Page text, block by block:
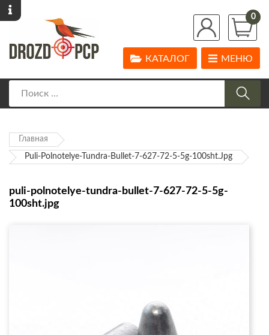
0
МЕНЮ
КАТАЛОГ
Главная
Puli-Polnotelye-Tundra-Bullet-7-627-72-5-5g-100sht.jpg
puli-polnotelye-tundra-bullet-7-627-72-5-5g-
100sht.jpg